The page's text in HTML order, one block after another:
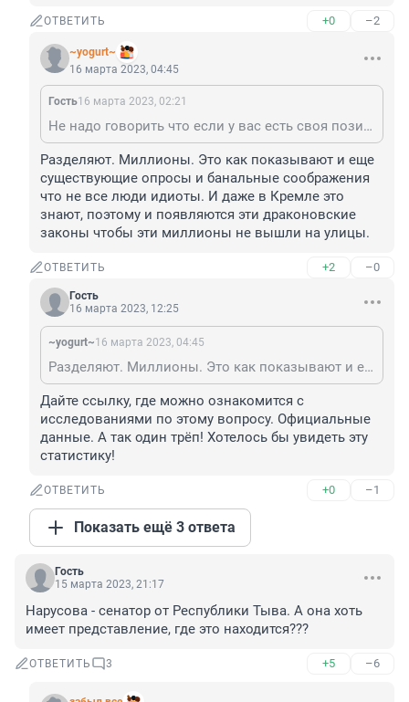
ОТВЕТИТЬ +0 –2
~yogurt~
16 марта 2023, 04:45
Гость16 марта 2023, 02:21
Не надо говорить что если у вас есть своя позиция, то ее разделяют миллионы !!! Нарусова и дочка - только потому могут трепаться , что когда-то П. Дал слово Собчак, что его родственники будут неприкосновенны. Так как и семье Ельцина давал гарантии …
Разделяют. Миллионы. Это как показывают и еще
существующие опросы и банальные соображения
что не все люди идиоты. И даже в Кремле это
знают, поэтому и появляются эти драконовские
законы чтобы эти миллионы не вышли на улицы.
ОТВЕТИТЬ +2 –0
Гость
16 марта 2023, 12:25
~yogurt~16 марта 2023, 04:45
Разделяют. Миллионы. Это как показывают и еще существующие опросы и банальные соображения что не все люди идиоты. И даже в Кремле это знают, поэтому и появляются эти драконовские законы чтобы эти миллионы не вышли на улицы.
Дайте ссылку, где можно ознакомится с
исследованиями по этому вопросу. Официальные
данные. А так один трёп! Хотелось бы увидеть эту
статистику!
ОТВЕТИТЬ +0 –1
Показать ещё 3 ответа
Гость
15 марта 2023, 21:17
Нарусова - сенатор от Республики Тыва. А она хоть
имеет представление, где это находится???
ОТВЕТИТЬ 3 +5 –6